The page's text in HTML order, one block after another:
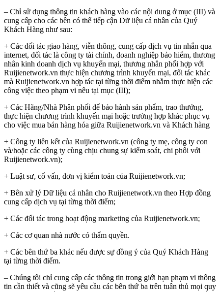
– Chỉ sử dụng thông tin khách hàng vào các nội dung ở mục (III) và
cung cấp cho các bên có thể tiếp cận Dữ liệu cá nhân của Quý
Khách Hàng như sau:
+ Các đối tác giao hàng, viễn thông, cung cấp dịch vụ tin nhắn qua
internet, đối tác là công ty tài chính, doanh nghiệp bảo hiểm, thương
nhân kinh doanh dịch vụ khuyến mại, thương nhân phối hợp với
Ruijienetwork.vn thực hiện chương trình khuyến mại, đối tác khác
mà Ruijienetwork.vn hợp tác tại từng thời điểm nhằm thực hiện các
công việc theo phạm vi nêu tại mục (III);
+ Các Hãng/Nhà Phân phối để bảo hành sản phẩm, trao thưởng,
thực hiện chương trình khuyến mại hoặc trường hợp khác phục vụ
cho việc mua bán hàng hóa giữa Ruijienetwork.vn và Khách hàng
+ Công ty liên kết của Ruijienetwork.vn (công ty mẹ, công ty con
và/hoặc các công ty cùng chịu chung sự kiểm soát, chi phối với
Ruijienetwork.vn);
+ Luật sư, cố vấn, đơn vị kiểm toán của Ruijienetwork.vn;
+ Bên xử lý Dữ liệu cá nhân cho Ruijienetwork.vn theo Hợp đồng
cung cấp dịch vụ tại từng thời điểm;
+ Các đối tác trong hoạt động marketing của Ruijienetwork.vn;
+ Các cơ quan nhà nước có thẩm quyền.
+ Các bên thứ ba khác nếu được sự đồng ý của Quý Khách Hàng
tại từng thời điểm.
– Chúng tôi chỉ cung cấp các thông tin trong giới hạn phạm vi thông
tin cần thiết và cũng sẽ yêu cầu các bên thứ ba trên tuân thủ mọi quy